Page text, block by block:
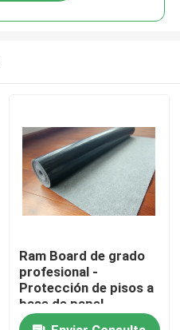
Ram Board de grado
profesional -
Protección de pisos a
base de papel